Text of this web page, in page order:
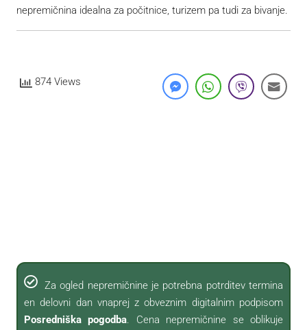
nepremičnina idealna za počitnice, turizem pa tudi za bivanje.
874 Views
Za ogled nepremičnine je potrebna potrditev termina
en delovni dan vnaprej z obveznim digitalnim podpisom
Posredniška pogodba. Cena nepremičnine se oblikuje